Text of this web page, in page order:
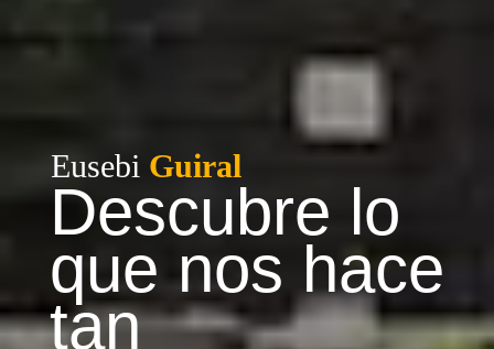
Eusebi Guiral
Descubre lo
que nos hace
tan